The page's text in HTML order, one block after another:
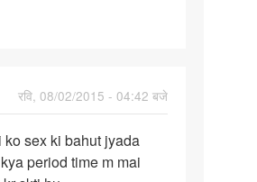
रवि, 08/02/2015 - 04:42 बजे
ko sex ki bahut jyada
period time m mai